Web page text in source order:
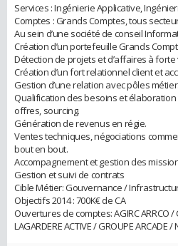
Services : Ingénierie Applicative,
Comptes : Grands Comptes, tous
Au sein d’une société de conseil
Création d’un portefeuille Grands
Détection de projets et d’affaires à
Création d’un fort relationnel client et
Gestion d’une relation avec pôles
Qualification des besoins et
offres, sourcing.
Génération de revenus en régie.
Ventes techniques, négociations
bout en bout.
Accompagnement et gestion des
Gestion et suivi de contrats
Cible Métier: Gouvernance /
Objectifs 2014 : 700K€ de CA
Ouvertures de comptes: AGIRC ARRCO /
LAGARDERE ACTIVE / GROUPE ARCADE /